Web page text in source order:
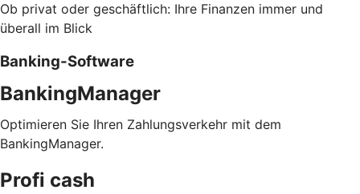
Ob privat oder geschäftlich: Ihre Finanzen immer und
überall im Blick
Banking-Software
BankingManager
Optimieren Sie Ihren Zahlungsverkehr mit dem
BankingManager.
Profi cash